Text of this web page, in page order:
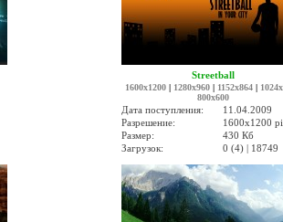
Streetball
1600x1200| 1280x960| 1152x864|
800x600
Дата поступления:
11.04.2009
Разрешение:
1600x1200
Размер:
430 Кб
Загрузок:
0 (4) | 18749